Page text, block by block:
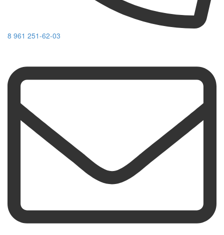
8 961 251-62-03